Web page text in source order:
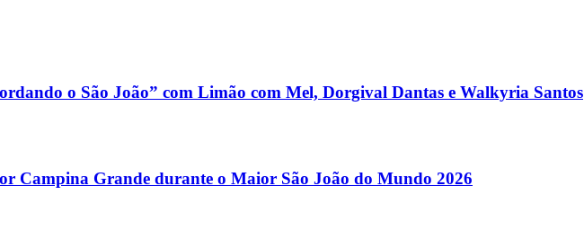
o São João” com Limão com Mel, Dorgival Dantas e Walkyria Santos
Campina Grande durante o Maior São João do Mundo 2026